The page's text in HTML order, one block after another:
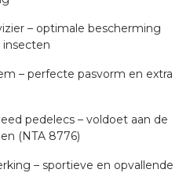
– optimale bescherming
– perfecte pasvorm en extra
pedelecs – voldoet aan de
(NTA 8776)
– sportieve en opvallende